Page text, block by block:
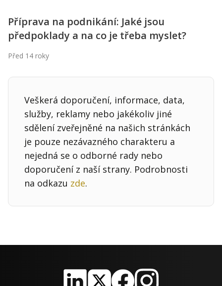
Přihlášení
Kontakt
Obchodní podmínky
Hledaná fráze Hledat
Příprava na podnikání: Jaké jsou
předpoklady a na co je třeba myslet?
Před 14 roky
Veškerá doporučení, informace, data,
služby, reklamy nebo jakékoliv jiné
sdělení zveřejněné na našich stránkách
je pouze nezávazného charakteru a
nejedná se o odborné rady nebo
doporučení z naší strany. Podrobnosti
na odkazu zde.